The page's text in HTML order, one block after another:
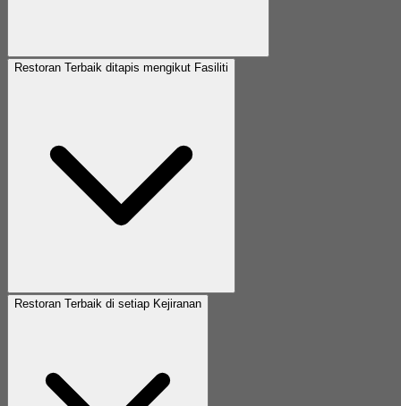
Restoran Terbaik ditapis mengikut Fasiliti
Restoran Terbaik di setiap Kejiranan